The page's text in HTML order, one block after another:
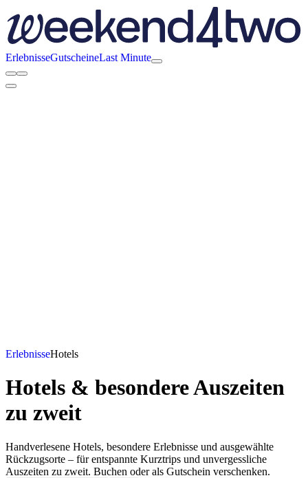
ErlebnisseGutscheineLast Minute
ErlebnisseHotels
Hotels & besondere Auszeiten
zu zweit
Handverlesene Hotels, besondere Erlebnisse und ausgewählte
Rückzugsorte – für entspannte Kurztrips und unvergessliche
Auszeiten zu zweit. Buchen oder als Gutschein verschenken.